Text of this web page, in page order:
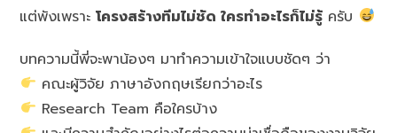
แต่พังเพราะโครงสร้างทีมไม่ชัด ใครทำอะไรก็ไม่รู้ ครับ
บทความนี้พี่จะพาน้องๆ มาทำความเข้าใจแบบชัดๆ ว่า
คณะผู้วิจัย ภาษาอังกฤษเรียกว่าอะไร
Research Team คือใครบ้าง